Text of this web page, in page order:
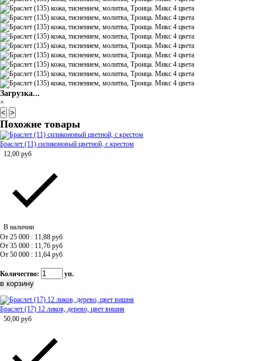
Загрузка...
×
< >
Похожие товары
Браслет (11) силиконовый цветной, с крестом
12,00 руб
В наличии
От 25 000 : 11,88 руб
От 35 000 : 11,76 руб
От 50 000 : 11,64 руб
Количество: уп.
Браслет (17) 12 ликов, дерево, цвет вишня
50,00 руб